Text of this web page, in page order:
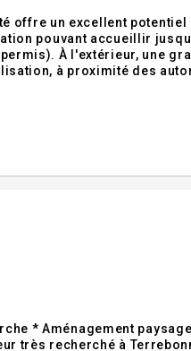
offre un excellent
pouvant accueillir
À l'extérieur, une
à proximité des
* Aménagement
très recherché à